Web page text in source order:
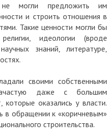
могли предложить им
и строить отношения в
Такие ценности могли бы
идеологии (вроде
знаний, литературе,
своими собственными
даже с большим
оказались у власти.
в обращении к «коричневым»
строительства.